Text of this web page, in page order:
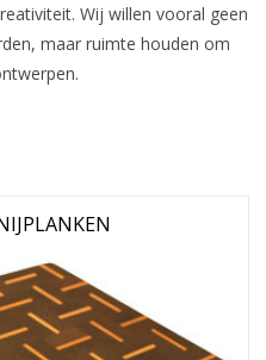
Wij willen vooral geen
maar ruimte houden om